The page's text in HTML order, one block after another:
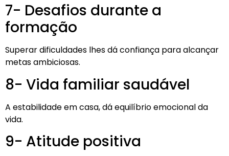
7- Desafios durante a
formação
Superar dificuldades lhes dá confiança para alcançar
metas ambiciosas.
8- Vida familiar saudável
A estabilidade em casa, dá equilíbrio emocional da
vida.
9- Atitude positiva